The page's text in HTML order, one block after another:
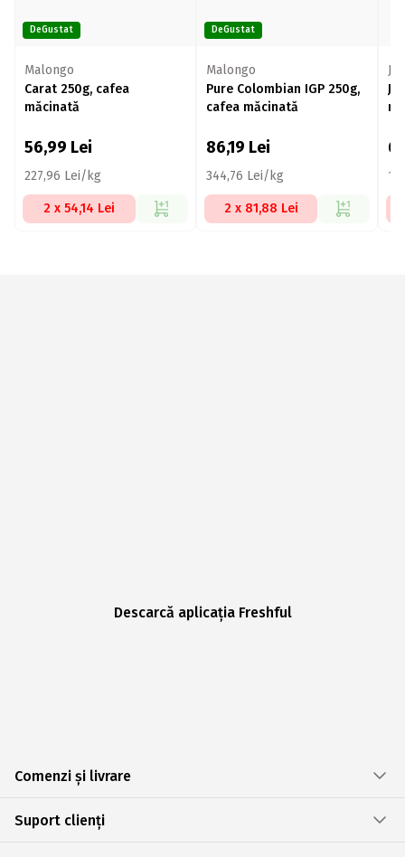
DeGustat
Malongo
Carat 250g, cafea
măcinată
56,99 Lei
227,96 Lei/kg
2 x 54,14 Lei
DeGustat
Malongo
Pure Colombian IGP 250g,
cafea măcinată
86,19 Lei
344,76 Lei/kg
2 x 81,88 Lei
Descarcă aplicația Freshful
Comenzi și livrare
Suport clienți